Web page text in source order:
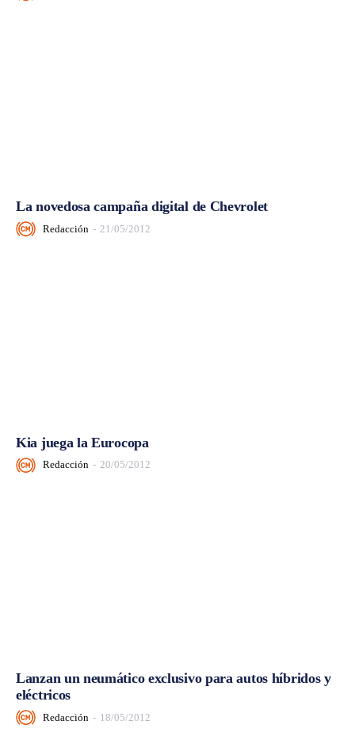
La novedosa campaña digital de Chevrolet
Redacción - 21/05/2012
Kia juega la Eurocopa
Redacción - 20/05/2012
Lanzan un neumático exclusivo para autos híbridos y
eléctricos
Redacción - 18/05/2012